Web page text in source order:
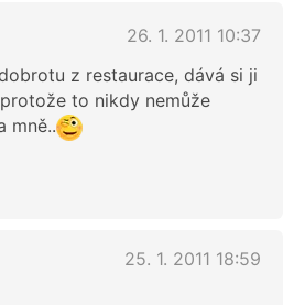
26. 1. 2011 10:37
z restaurace, dává si ji
to nikdy nemůže
mně..
25. 1. 2011 18:59